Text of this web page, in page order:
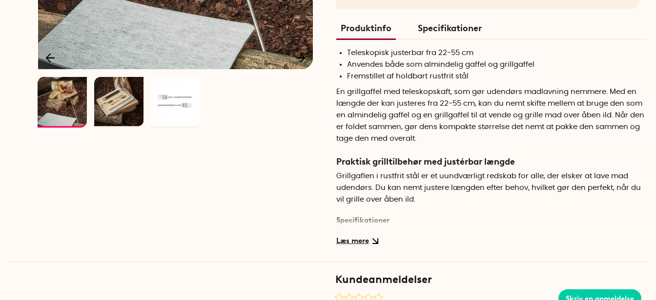
Produktinfo Specifikationer
Teleskopisk justerbar fra 22-55 cm
Anvendes både som almindelig gaffel og grillgaffel
Fremstillet af holdbart rustfrit stål
En grillgaffel med teleskopskaft, som gør udendørs madlavning nemmere. Med en
længde der kan justeres fra 22-55 cm, kan du nemt skifte mellem at bruge den som
en almindelig gaffel og en grillgaffel til at vende og grille mad over åben ild. Når den
er foldet sammen, gør dens kompakte størrelse det nemt at pakke den sammen og
tage den med overalt.
Praktisk grilltilbehør med justérbar længde
Grillgaflen i rustfrit stål er et uundværligt redskab for alle, der elsker at lave mad
udendørs. Du kan nemt justere længden efter behov, hvilket gør den perfekt, når du
vil grille over åben ild.
Specifikationer
Længde: 22–55 cm
Kundeanmeldelser